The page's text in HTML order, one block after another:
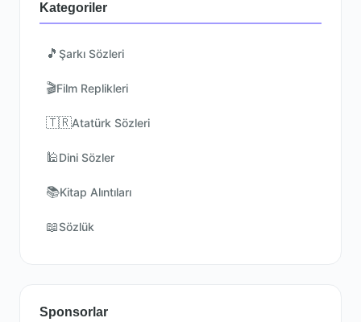
Kategoriler
🎵 Şarkı Sözleri
🎬Film Replikleri
🇹🇷Atatürk Sözleri
🕌Dini Sözler
📚Kitap Alıntıları
📖Sözlük
Sponsorlar